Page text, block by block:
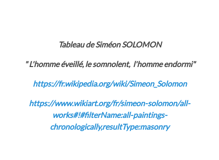
Tableau de Siméon SOLOMON
" L'homme éveillé, le somnolent, l'homme endormi"
https://fr.wikipedia.org/wiki/Simeon_Solomon
https://www.wikiart.org/fr/simeon-solomon/all-
works#!#filterName:all-paintings-
chronologically,resultType:masonry